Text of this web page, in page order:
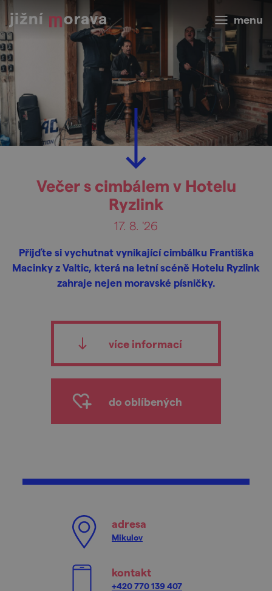
menu
Večer s cimbálem v Hotelu
Ryzlink
17. 8. '26
Přijďte si vychutnat vynikající cimbálku Františka
Macinky z Valtic, která na letní scéně Hotelu Ryzlink
zahraje nejen moravské písničky.
více informací
do oblíbených
adresa
Mikulov
kontakt
+420 770 139 407